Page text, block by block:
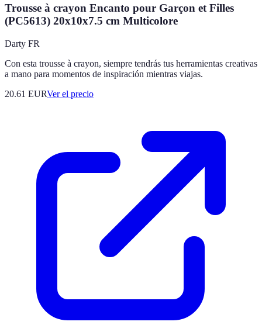
Trousse à crayon Encanto pour Garçon et Filles
(PC5613) 20x10x7.5 cm Multicolore
Darty FR
Con esta trousse à crayon, siempre tendrás tus herramientas creativas
a mano para momentos de inspiración mientras viajas.
20.61 EURVer el precio